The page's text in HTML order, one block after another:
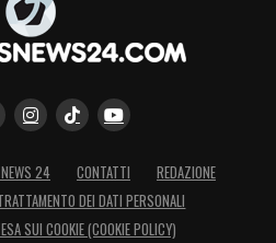
24 CONTATTI
REDAZIONE
DEI DATI PERSONALI
SUI COOKIE (COOKIE POLICY)